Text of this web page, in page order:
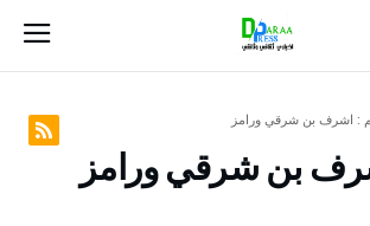
:‬ اشرف بن شرقي ورامز
بن شرقي ورامز